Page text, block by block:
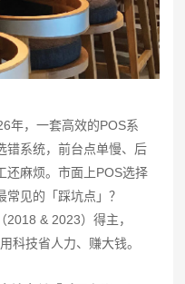
年，一套高效的POS系
错系统，前台点单慢、后
还麻烦。市面上POS选择
见的「踩坑点」？
& 2023）得主，
科技省人力、赚大钱。